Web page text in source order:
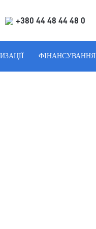
+380 44 48 44 48 0
ФІНАНСУВАННЯ